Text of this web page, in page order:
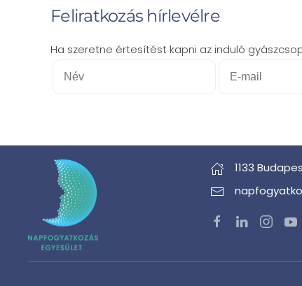
Feliratkozás hírlevélre
Ha szeretne értesítést kapni az induló
1133